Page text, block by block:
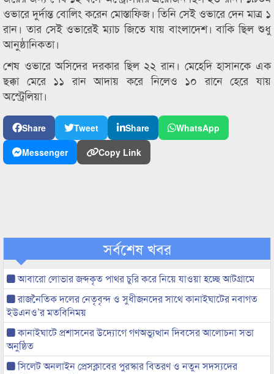
ওভারে দুর্দান্ত বোলিং করেন মোস্তাফিজ। তিনি সেই ওভারে দেন মাত্র ১
রান। তার সেই ওভারেই ম্যাচ জিতে যায় বাংলাদেশ। বাকি ছিল শুধু
আনুষ্ঠানিকতা।
শেষ ওভারে অসিদের দরকার ছিল ২২ রান। মেহেদি হাসানকে এক
ছক্কা মেরে ১১ রান আদায় করে নিলেও ১০ রানে হেরে যায়
অস্ট্রেলিয়া।
Share Tweet Share
WhatsApp
Messenger
Copy Link
সর্বশেষ খবর
আবারো লোভার জব্দকৃত পাথর চুরি করে নিয়ে যাওয়া হচ্ছে আটগ্রামে
রাজনৈতিক দলের নেতৃবৃন্দ ও সুধীজনদের সাথে কানাইঘাটের নবাগত
ইউএনও’র মতবিনিময়
কানাইঘাটে প্রশাসনের উদ্যোগে গণঅভ্যুত্থান দিবসের আলোচনা সভা
অনুষ্ঠিত
সিলেট অনলাইন প্রেসক্লাবের পুরস্কার বিতরণ ও নতুন সদস্যদের